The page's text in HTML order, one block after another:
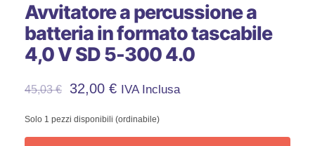
Avvitatore a percussione a
batteria in formato tascabile
4,0 V SD 5-300 4.0
45,03€
Il
Prezzo
32,00 €Il
Prezzo
IVA Inclusa
Solo 1 pezzi disponibili (ordinabile)